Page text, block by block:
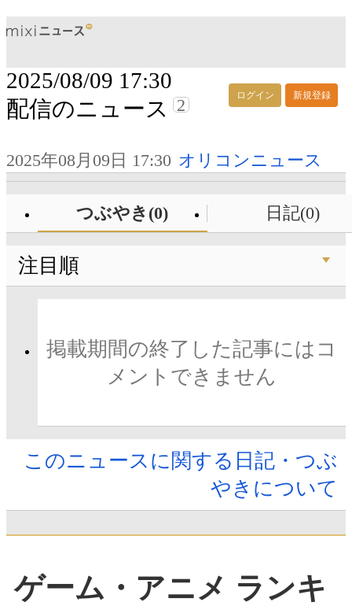
ログイン 新規登録
2025/08/09 17:30
配信のニュース
2
2025年08月09日 17:30 オリコンニュース
つぶやき(0) 日記(0)
注目順
掲載期間の終了した記事にはコ
メントできません
このニュースに関する日記・つぶ
やきについて
ゲーム・アニメ ランキ